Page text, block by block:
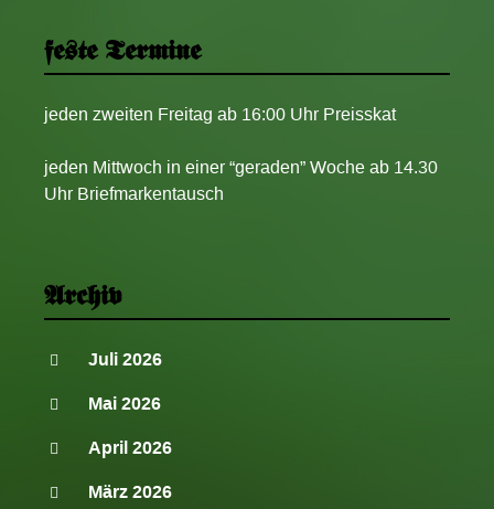
feste Termine
jeden zweiten Freitag ab 16:00 Uhr Preisskat
jeden Mittwoch in einer “geraden” Woche ab 14.30
Uhr Briefmarkentausch
Archiv
Juli 2026
Mai 2026
April 2026
März 2026